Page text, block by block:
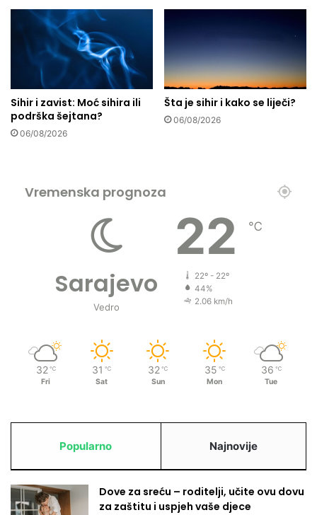
Sihir i zavist: Moć sihira ili
podrška šejtana?
06/08/2026
Šta je sihir i kako se liječi?
06/08/2026
Vremenska prognoza
Sarajevo
Vedro
22 ℃
22º - 22º
44%
2.06 km/h
32 ℃
Fri
31 ℃
Sat
32 ℃
Sun
35 ℃
Mon
36 ℃
Tue
Popularno Najnovije
Dove za sreću – roditelji, učite ovu dovu
za zaštitu i uspjeh vaše djece